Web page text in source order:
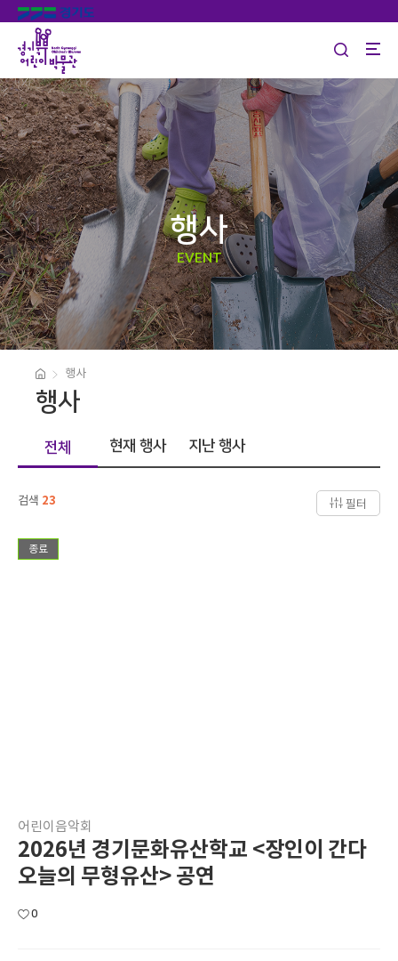
행사
EVENT
행사
행사
전체 현재 행사 지난 행사
검색 23 필터
종료
어린이음악회
2026년 경기문화유산학교 <장인이 간다
오늘의 무형유산> 공연
0